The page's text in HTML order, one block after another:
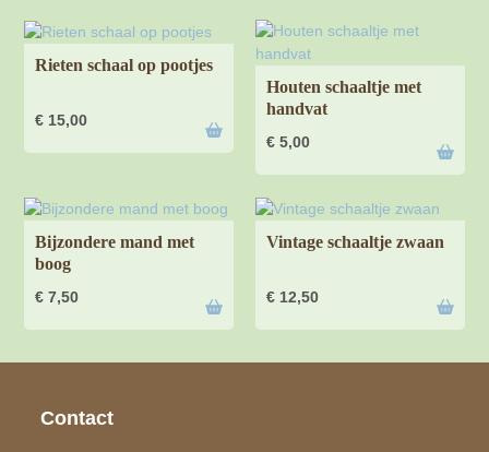
Rieten schaal op pootjes
€ 15,00
Houten schaaltje met
handvat
€ 5,00
Bijzondere mand met
boog
€ 7,50
Vintage schaaltje zwaan
€ 12,50
Contact